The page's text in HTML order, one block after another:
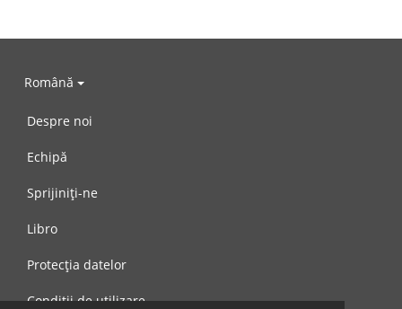
Română
Despre noi
Echipă
Sprijiniți-ne
Libro
Protecția datelor
Condiții de utilizare